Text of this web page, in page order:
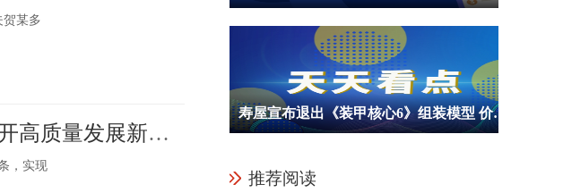
贺某多
高质量发展新天
，实现
寿屋宣布退出《装甲核心6》组装模型 价格等信息暂未公布
推荐阅读